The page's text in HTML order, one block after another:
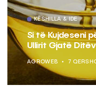
KËSHILLA & IDE
Si të Kujdeseni
Ullirit Gjatë
AGROWEB 7